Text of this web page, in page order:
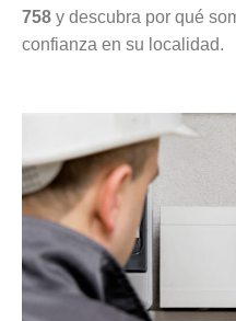
758 y descubra por qué
confianza en su localidad.